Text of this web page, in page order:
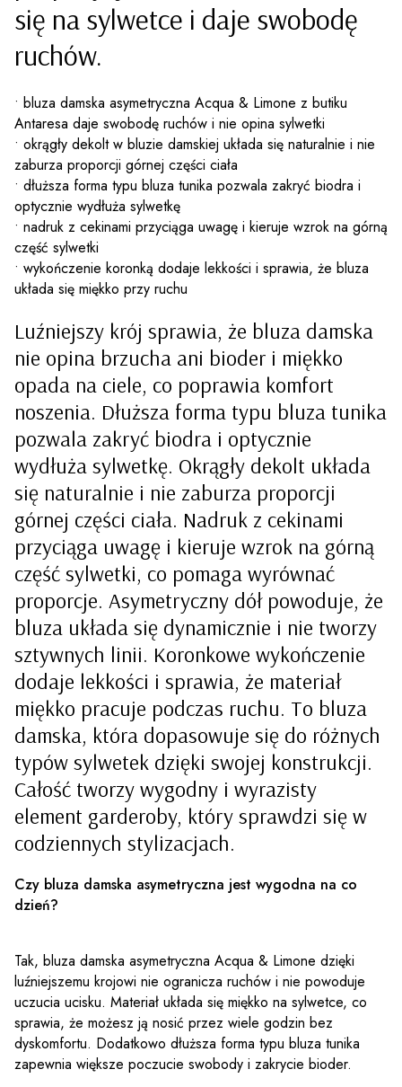
się na sylwetce i daje swobodę
ruchów.
• bluza damska asymetryczna Acqua & Limone z butiku
Antaresa daje swobodę ruchów i nie opina sylwetki
• okrągły dekolt w bluzie damskiej układa się naturalnie i nie
zaburza proporcji górnej części ciała
• dłuższa forma typu bluza tunika pozwala zakryć biodra i
optycznie wydłuża sylwetkę
• nadruk z cekinami przyciąga uwagę i kieruje wzrok na górną
część sylwetki
• wykończenie koronką dodaje lekkości i sprawia, że bluza
układa się miękko przy ruchu
Luźniejszy krój sprawia, że bluza damska
nie opina brzucha ani bioder i miękko
opada na ciele, co poprawia komfort
noszenia. Dłuższa forma typu bluza tunika
pozwala zakryć biodra i optycznie
wydłuża sylwetkę. Okrągły dekolt układa
się naturalnie i nie zaburza proporcji
górnej części ciała. Nadruk z cekinami
przyciąga uwagę i kieruje wzrok na górną
część sylwetki, co pomaga wyrównać
proporcje. Asymetryczny dół powoduje, że
bluza układa się dynamicznie i nie tworzy
sztywnych linii. Koronkowe wykończenie
dodaje lekkości i sprawia, że materiał
miękko pracuje podczas ruchu. To bluza
damska, która dopasowuje się do różnych
typów sylwetek dzięki swojej konstrukcji.
Całość tworzy wygodny i wyrazisty
element garderoby, który sprawdzi się w
codziennych stylizacjach.
Czy bluza damska asymetryczna jest wygodna na co
dzień?
Tak, bluza damska asymetryczna Acqua & Limone dzięki
luźniejszemu krojowi nie ogranicza ruchów i nie powoduje
uczucia ucisku. Materiał układa się miękko na sylwetce, co
sprawia, że możesz ją nosić przez wiele godzin bez
dyskomfortu. Dodatkowo dłuższa forma typu bluza tunika
zapewnia większe poczucie swobody i zakrycie bioder.